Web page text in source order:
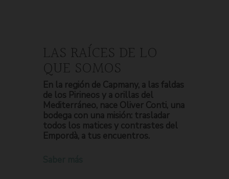
LAS RAÍCES DE LO
QUE SOMOS
En la región de Capmany, a las faldas
de los Pirineos y a orillas del
Mediterráneo, nace Oliver Conti, una
bodega con una misión: trasladar
todos los matices y contrastes del
Empordà, a tus encuentros.